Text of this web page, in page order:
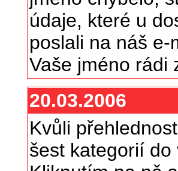
údaje, které u
poslali na náš
Vaše jméno rádi
20.03.2006
Kvůli
šest kategorií